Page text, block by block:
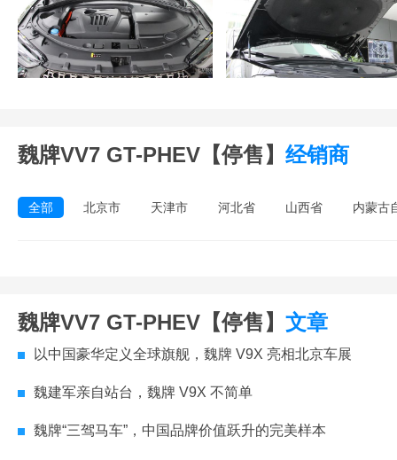
魏牌VV7 GT-PHEV【停售】 经销商
全部 北京市 天津市 河北省 山西省 内蒙古
魏牌VV7 GT-PHEV【停售】 文章
以中国豪华定义全球旗舰，魏牌 V9X 亮相北京车展
魏建军亲自站台，魏牌 V9X 不简单
魏牌“三驾马车”，中国品牌价值跃升的完美样本